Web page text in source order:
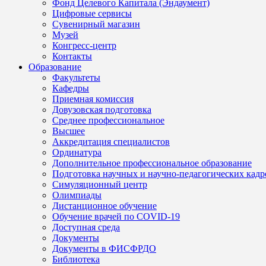
Фонд Целевого Капитала (Эндаумент)
Цифровые сервисы
Сувенирный магазин
Музей
Конгресс-центр
Контакты
Образование
Факультеты
Кафедры
Приемная комиссия
Довузовская подготовка
Среднее профессиональное
Высшее
Аккредитация специалистов
Ординатура
Дополнительное профессиональное образование
Подготовка научных и научно-педагогических
Симуляционный центр
Олимпиады
Дистанционное обучение
Обучение врачей по COVID-19
Доступная среда
Документы
Документы в ФИСФРДО
Библиотека